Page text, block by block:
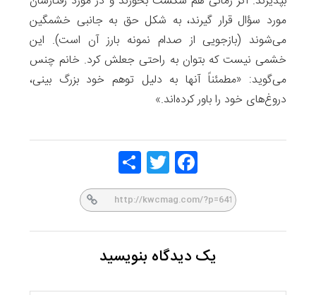
مورد سؤال قرار گیرند، به شکل حق‌ به‌ جانبی خشمگین
می‌شوند (بازجویی از صدام نمونه بارز آن است). این
خشمی نیست که بتوان به‌ راحتی جعلش کرد. خانم چنس
می‌گوید: «مطمئناً آنها به دلیل توهم خود بزرگ بینی،
دروغ‌های خود را باور کرده‌اند.»
Face
Twitt
یک دیدگاه بنویسید